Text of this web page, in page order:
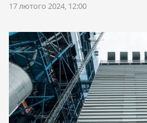
17 лютого 2024, 12:00